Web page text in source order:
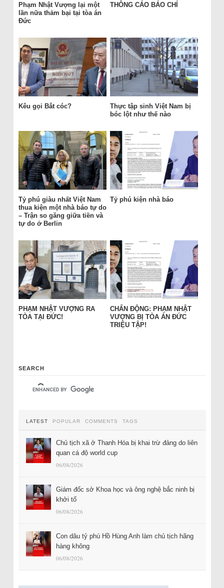
Phạm Nhật Vượng lại một
lần nữa thảm bại tại tòa án
Đức
THÔNG CÁO BÁO CHÍ
Kêu gọi Bắt cóc?
Thực tập sinh Việt Nam bị
bóc lột như thế nào
Tỷ phú giàu nhất Việt Nam
thua kiện một nhà báo tự do
– Trận so găng giữa tiền và
tự do ở Berlin
Tỷ phú kiện nhà báo
PHẠM NHẬT VƯỢNG RA
TÒA TẠI ĐỨC!
CHẤN ĐỘNG: PHẠM NHẬT
VƯỢNG BỊ TÒA ÁN ĐỨC
TRIỆU TẬP!
SEARCH
LATEST POPULAR COMMENTS TAGS
Chủ tịch xã ở Thanh Hóa bị khai trừ đảng do liên
quan cá độ world cup
06/08/2026
Giám đốc sở Khoa học và ông nghệ bắc ninh bị
khởi tố
06/08/2026
Con dâu tỷ phú Hồ Hùng Anh làm chủ tịch hãng
hàng không
06/08/2026